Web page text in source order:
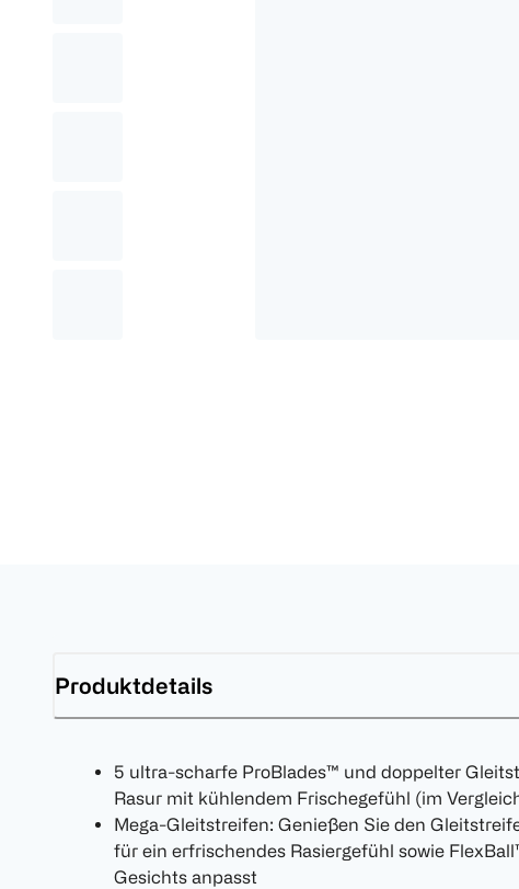
Produktdetails
5 ultra-scharfe ProBlades™ und doppelter
Rasur mit kühlendem Frischegefühl (im
Mega-Gleitstreifen: Genießen Sie den
für ein erfrischendes Rasiergefühl sowie
Gesichts anpasst